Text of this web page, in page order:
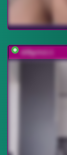
diffgirls1-1